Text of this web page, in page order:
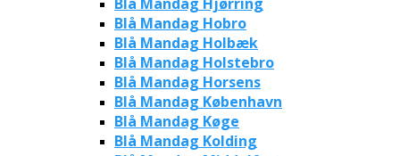
Blå Mandag Hobro
Blå Mandag Holbæk
Blå Mandag Holstebro
Blå Mandag Horsens
Blå Mandag København
Blå Mandag Køge
Blå Mandag Kolding